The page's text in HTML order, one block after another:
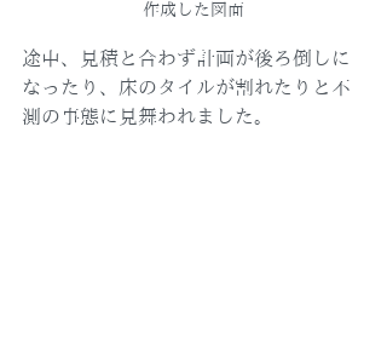
作成した図面
途中、見積と合わず計画が後ろ倒しに
なったり、床のタイルが割れたりと不
測の事態に見舞われました。